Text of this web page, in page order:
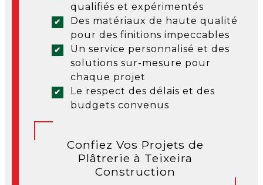
qualifiés et expérimentés
Des matériaux de haute qualité
pour des finitions impeccables
Un service personnalisé et des
solutions sur-mesure pour
chaque projet
Le respect des délais et des
budgets convenus
Confiez Vos Projets de
Plâtrerie à Teixeira
Construction